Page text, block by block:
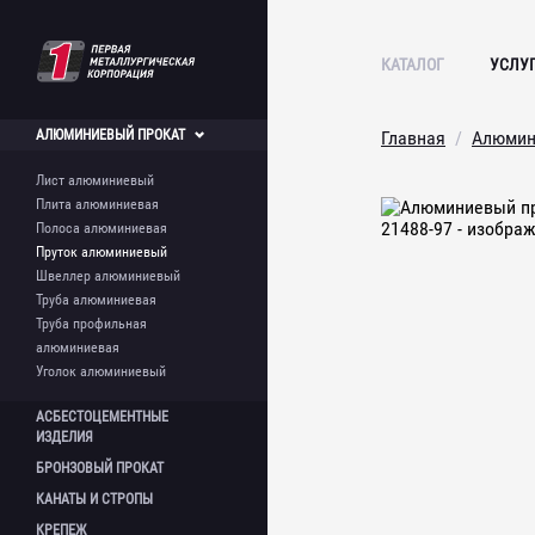
КАТАЛОГ
Лист алюминиевый
Плита алюминиевая
Полоса алюминиевая
Пруток алюминиевый
Швеллер алюминиевый
Труба алюминиевая
Труба профильная
алюминиевая
Уголок алюминиевый
АЛЮМИНИЕВЫЙ ПРОКАТ
Шифер асбестоцементный
Асбестоцементная труба
АСБЕСТОЦЕМЕНТНЫЕ
ИЗДЕЛИЯ
БРОНЗОВЫЙ ПРОКАТ
КАНАТЫ И СТРОПЫ
КРЕПЕЖ
Главная